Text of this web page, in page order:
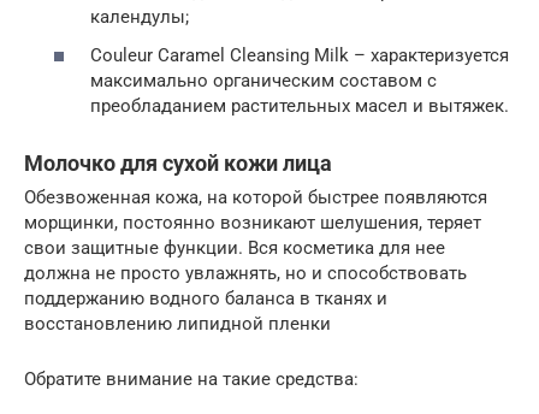
календулы;
Couleur Caramel Cleansing Milk – характеризуется
максимально органическим составом с
преобладанием растительных масел и вытяжек.
Молочко для сухой кожи лица
Обезвоженная кожа, на которой быстрее появляются
морщинки, постоянно возникают шелушения, теряет
свои защитные функции. Вся косметика для нее
должна не просто увлажнять, но и способствовать
поддержанию водного баланса в тканях и
восстановлению липидной пленки
Обратите внимание на такие средства: